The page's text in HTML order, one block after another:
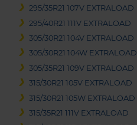
295/35R21 107V EXTRALOAD
295/40R21 111V EXTRALOAD
305/30R21 104V EXTRALOAD
305/30R21 104W EXTRALOAD
305/35R21 109V EXTRALOAD
315/30R21 105V EXTRALOAD
315/30R21 105W EXTRALOAD
315/35R21 111V EXTRALOAD